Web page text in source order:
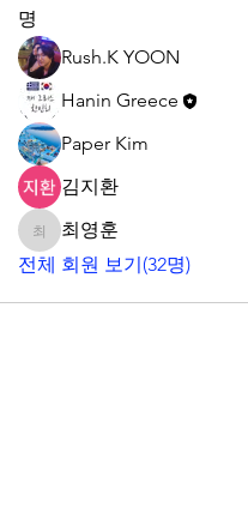
명
Rush.K YOON
Hanin Greece
Paper Kim
김지환
최영훈
최영훈
전체 회원 보기(32명)